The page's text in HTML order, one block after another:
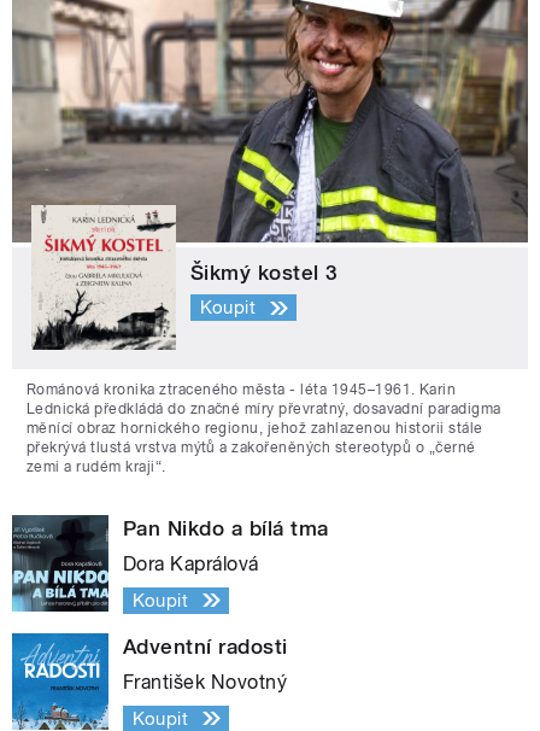
Šikmý kostel 3
Koupit
Románová kronika ztraceného města - léta 1945–1961. Karin
Lednická předkládá do značné míry převratný, dosavadní paradigma
měnící obraz hornického regionu, jehož zahlazenou historii stále
překrývá tlustá vrstva mýtů a zakořeněných stereotypů o „černé
zemi a rudém kraji“.
Pan Nikdo a bílá tma
Dora Kaprálová
Koupit
Adventní radosti
František Novotný
Koupit